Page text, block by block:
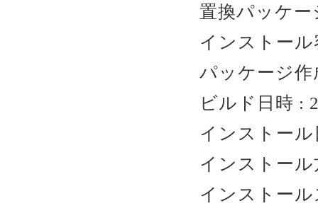
置換パッケ
インストー
パッケージ作
ビルド日時 :
インストール
インストー
インストー